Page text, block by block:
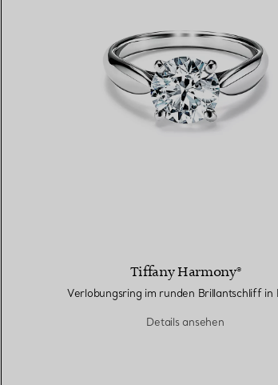
Tiffany Harmony®
Verlobungsring im runden Brillantschliff in
Details ansehen